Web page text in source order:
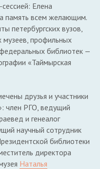
Елена
память всем желающим.
петербургских вузов,
музеев, профильных
библиотек —
«Таймырская
друзья и участники
член РГО, ведущий
и генеалог
научный сотрудник
библиотеки
директора
Наталья